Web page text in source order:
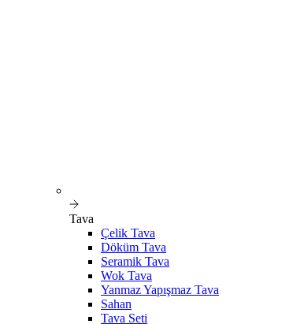
Tava
Çelik Tava
Döküm Tava
Seramik Tava
Wok Tava
Yanmaz Yapışmaz Tava
Sahan
Tava Seti